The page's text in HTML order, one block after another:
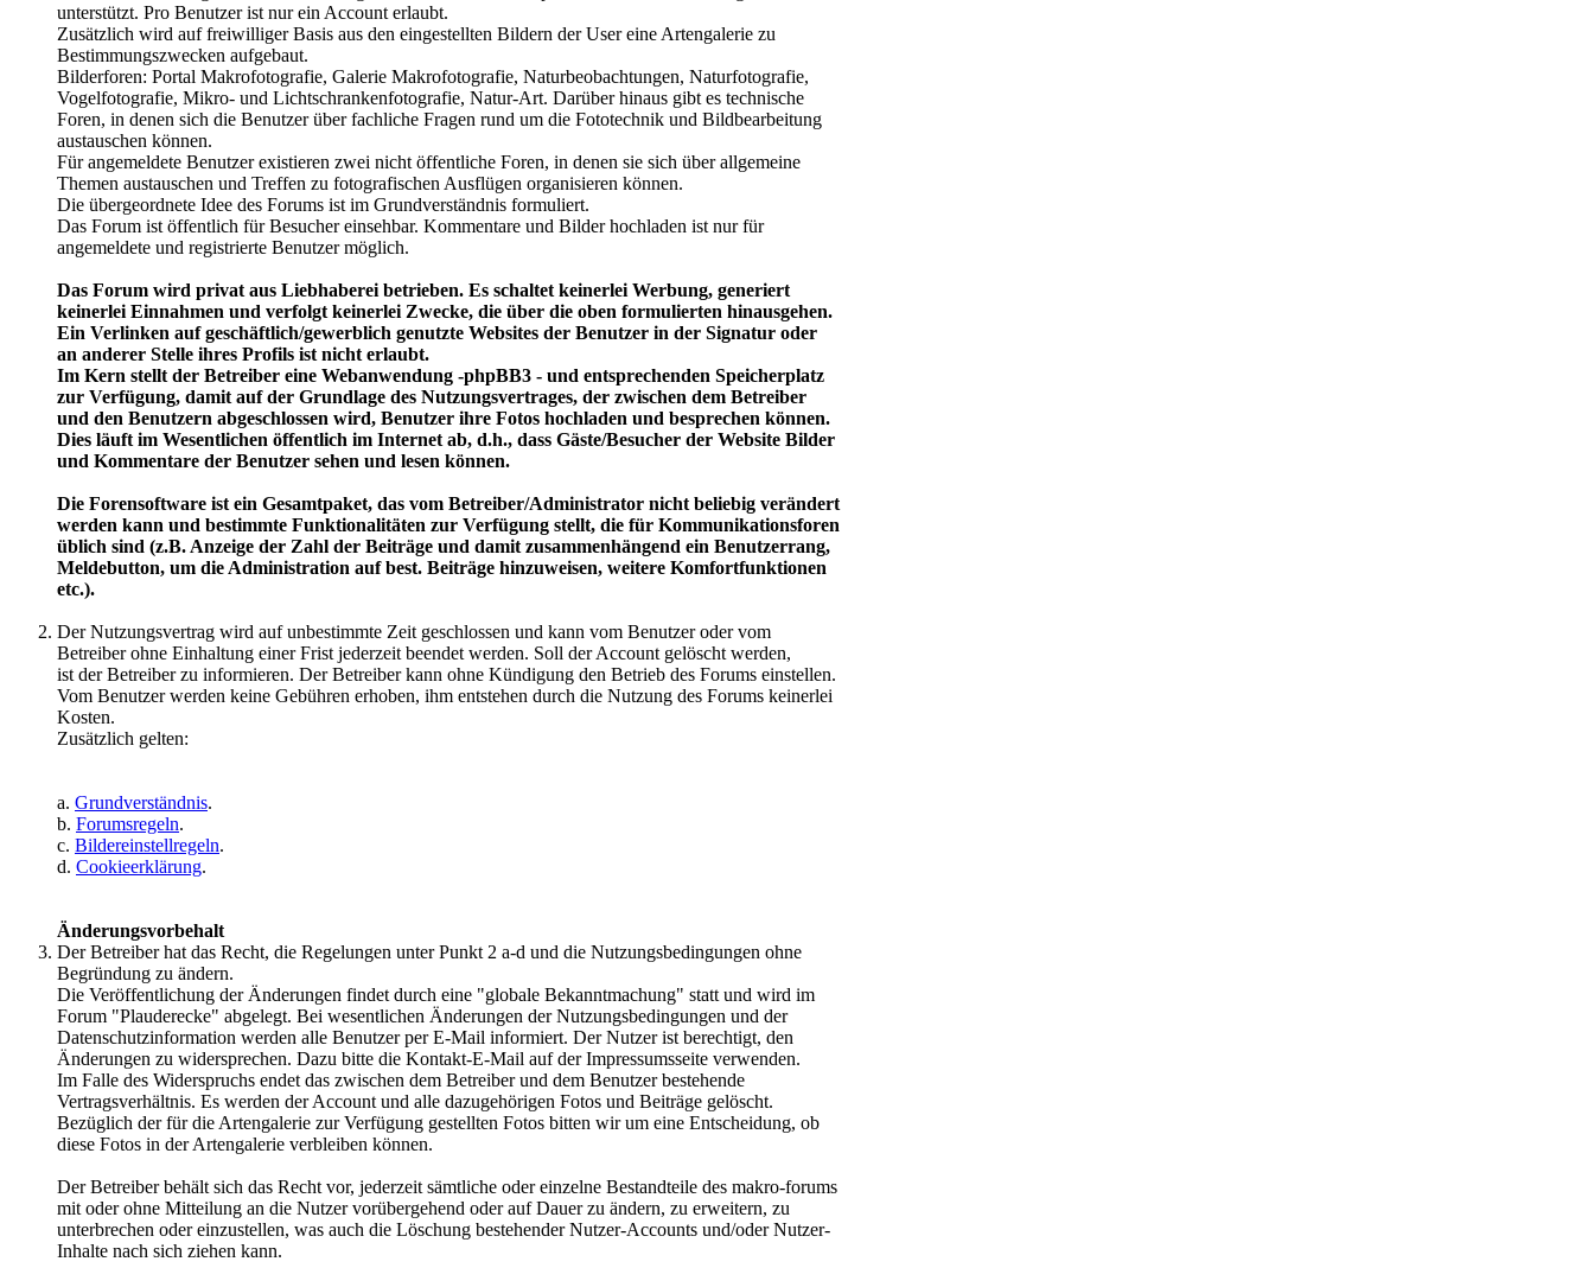
unterstützt. Pro Benutzer ist nur ein Account erlaubt.
Zusätzlich wird auf freiwilliger Basis aus den eingestellten Bildern der User eine Artengalerie zu
Bestimmungszwecken aufgebaut.
Bilderforen: Portal Makrofotografie, Galerie Makrofotografie, Naturbeobachtungen, Naturfotografie,
Vogelfotografie, Mikro- und Lichtschrankenfotografie, Natur-Art. Darüber hinaus gibt es technische
Foren, in denen sich die Benutzer über fachliche Fragen rund um die Fototechnik und Bildbearbeitung
austauschen können.
Für angemeldete Benutzer existieren zwei nicht öffentliche Foren, in denen sie sich über allgemeine
Themen austauschen und Treffen zu fotografischen Ausflügen organisieren können.
Die übergeordnete Idee des Forums ist im Grundverständnis formuliert.
Das Forum ist öffentlich für Besucher einsehbar. Kommentare und Bilder hochladen ist nur für
angemeldete und registrierte Benutzer möglich.
Das Forum wird privat aus Liebhaberei betrieben. Es schaltet keinerlei Werbung, generiert
keinerlei Einnahmen und verfolgt keinerlei Zwecke, die über die oben formulierten hinausgehen.
Ein Verlinken auf geschäftlich/gewerblich genutzte Websites der Benutzer in der Signatur oder
an anderer Stelle ihres Profils ist nicht erlaubt.
Im Kern stellt der Betreiber eine Webanwendung -phpBB3 - und entsprechenden Speicherplatz
zur Verfügung, damit auf der Grundlage des Nutzungsvertrages, der zwischen dem Betreiber
und den Benutzern abgeschlossen wird, Benutzer ihre Fotos hochladen und besprechen können.
Dies läuft im Wesentlichen öffentlich im Internet ab, d.h., dass Gäste/Besucher der Website Bilder
und Kommentare der Benutzer sehen und lesen können.
Die Forensoftware ist ein Gesamtpaket, das vom Betreiber/Administrator nicht beliebig verändert
werden kann und bestimmte Funktionalitäten zur Verfügung stellt, die für Kommunikationsforen
üblich sind (z.B. Anzeige der Zahl der Beiträge und damit zusammenhängend ein Benutzerrang,
Meldebutton, um die Administration auf best. Beiträge hinzuweisen, weitere Komfortfunktionen
etc.).
Der Nutzungsvertrag wird auf unbestimmte Zeit geschlossen und kann vom Benutzer oder vom
Betreiber ohne Einhaltung einer Frist jederzeit beendet werden. Soll der Account gelöscht werden,
ist der Betreiber zu informieren. Der Betreiber kann ohne Kündigung den Betrieb des Forums einstellen.
Vom Benutzer werden keine Gebühren erhoben, ihm entstehen durch die Nutzung des Forums keinerlei
Kosten.
Zusätzlich gelten:
a. Grundverständnis.
b. Forumsregeln.
c. Bildereinstellregeln.
d. Cookieerklärung.
Änderungsvorbehalt
Der Betreiber hat das Recht, die Regelungen unter Punkt 2 a-d und die Nutzungsbedingungen ohne
Begründung zu ändern.
Die Veröffentlichung der Änderungen findet durch eine "globale Bekanntmachung" statt und wird im
Forum "Plauderecke" abgelegt. Bei wesentlichen Änderungen der Nutzungsbedingungen und der
Datenschutzinformation werden alle Benutzer per E-Mail informiert. Der Nutzer ist berechtigt, den
Änderungen zu widersprechen. Dazu bitte die Kontakt-E-Mail auf der Impressumsseite verwenden.
Im Falle des Widerspruchs endet das zwischen dem Betreiber und dem Benutzer bestehende
Vertragsverhältnis. Es werden der Account und alle dazugehörigen Fotos und Beiträge gelöscht.
Bezüglich der für die Artengalerie zur Verfügung gestellten Fotos bitten wir um eine Entscheidung, ob
diese Fotos in der Artengalerie verbleiben können.
Der Betreiber behält sich das Recht vor, jederzeit sämtliche oder einzelne Bestandteile des makro-forums
mit oder ohne Mitteilung an die Nutzer vorübergehend oder auf Dauer zu ändern, zu erweitern, zu
unterbrechen oder einzustellen, was auch die Löschung bestehender Nutzer-Accounts und/oder Nutzer-
Inhalte nach sich ziehen kann.